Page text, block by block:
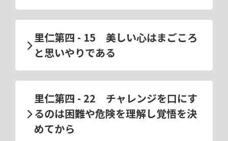
里仁第四 - 15 美しい心はまごころ
と思いやりである
里仁第四 - 22 チャレンジを口にす
るのは困難や危険を理解し覚悟を決
めてから